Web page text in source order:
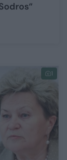
1